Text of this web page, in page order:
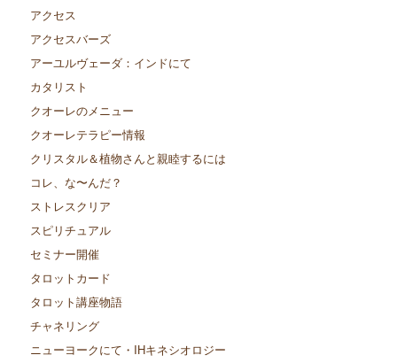
アクセス
アクセスバーズ
アーユルヴェーダ：インドにて
カタリスト
クオーレのメニュー
クオーレテラピー情報
クリスタル＆植物さんと親睦するには
コレ、な〜んだ？
ストレスクリア
スピリチュアル
セミナー開催
タロットカード
タロット講座物語
チャネリング
ニューヨークにて・IHキネシオロジー